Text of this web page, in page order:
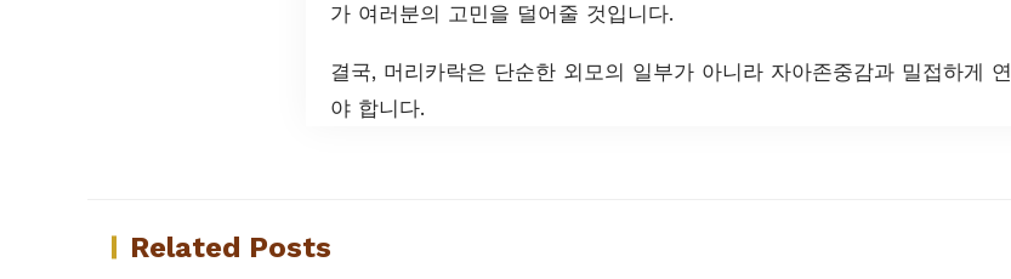
가 여러분의 고민을 덜어줄 것입니다.
결국, 머리카락은 단순한 외모의 일부가 아니라 자아존중감과 밀접하게
야 합니다.
Related Posts